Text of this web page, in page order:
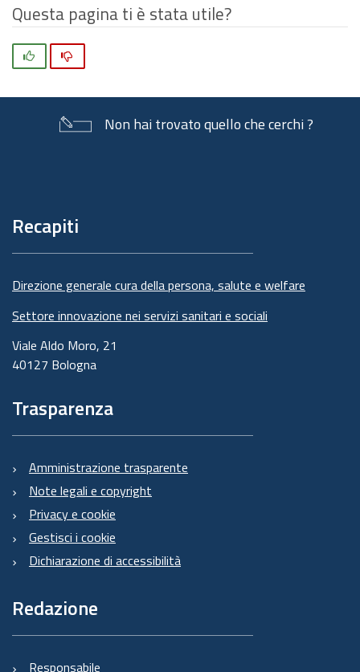
Questa pagina ti è stata utile?
Non hai trovato quello che cerchi ?
pagina
Recapiti
Direzione generale cura della persona, salute e welfare
Settore innovazione nei servizi sanitari e sociali
Viale Aldo Moro, 21
40127 Bologna
Trasparenza
Amministrazione trasparente
Note legali e copyright
Privacy e cookie
Gestisci i cookie
Dichiarazione di accessibilità
Redazione
Responsabile